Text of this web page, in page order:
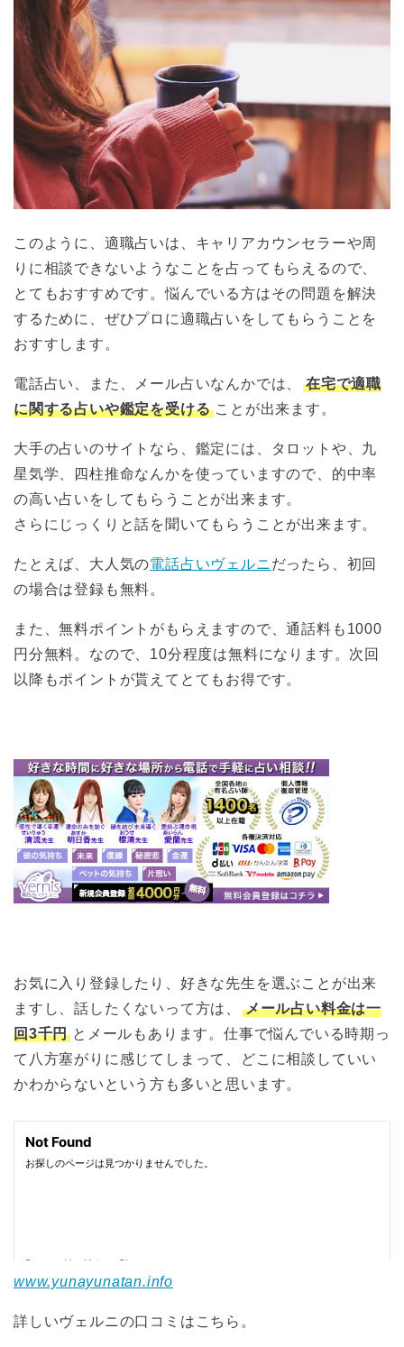
このように、適職占いは、キャリアカウンセラーや周
りに相談できないようなことを占ってもらえるので、
とてもおすすめです。悩んでいる方はその問題を解決
するために、ぜひプロに適職占いをしてもらうことを
おすすします。
電話占い、また、メール占いなんかでは、
在宅で適職
に関する占いや鑑定を受ける ことが出来ます。
大手の占いのサイトなら、鑑定には、タロットや、九
星気学、四柱推命なんかを使っていますので、的中率
の高い占いをしてもらうことが出来ます。
さらにじっくりと話を聞いてもらうことが出来ます。
たとえば、大人気の電話占いヴェルニだったら、初回
の場合は登録も無料。
また、無料ポイントがもらえますので、通話料も1000
円分無料。なので、10分程度は無料になります。次回
以降もポイントが貰えてとてもお得です。
お気に入り登録したり、好きな先生を選ぶことが出来
ますし、話したくないって方は、
メール占い料金は一
回3千円 とメールもあります。仕事で悩んでいる時期っ
て八方塞がりに感じてしまって、どこに相談していい
かわからないという方も多いと思います。
www.yunayunatan.info
詳しいヴェルニの口コミはこちら。